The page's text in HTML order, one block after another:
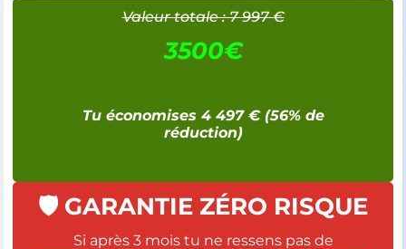
Valeur totale : 7 997 €
3500€
Tu économises 4 497 € (56% de
réduction)
🛡️ GARANTIE ZÉRO RISQUE
Si après 3 mois tu ne ressens pas de